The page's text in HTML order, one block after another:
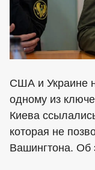
США и Украине
одному из
Киева
которая не
Вашингтона. Об